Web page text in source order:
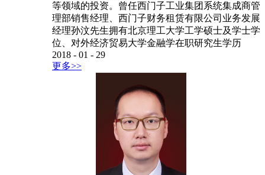
等领域的投资。曾任西门子工业集团系统集成商管
理部销售经理、西门子财务租赁有限公司业务发展
经理孙汶先生拥有北京理工大学工学硕士及学士学
位、对外经济贸易大学金融学在职研究生学历
2018 - 01 - 29
更多>>